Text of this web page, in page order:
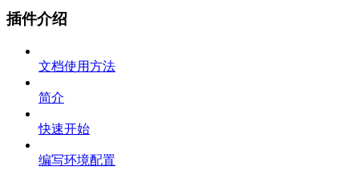
插件介绍
文档使用方法
简介
快速开始
编写环境配置